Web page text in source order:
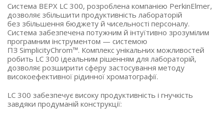
Система ВЕРХ LC 300, розроблена компанією PerkinElmer,
дозволяє збільшити продуктивність лабораторій
без збільшення бюджету й чисельності персоналу.
Система забезпечена потужним й інтуїтивно зрозумілим
програмним інструментом — системою
ПЗ SimplicityChrom™. Комплекс унікальних можливостей
робить LC 300 ідеальним рішенням для лабораторій,
дозволяє розширити сферу застосування методу
високоефективної рідинної хроматографії.
LC 300 забезпечує високу продуктивність і гнучкість
завдяки продуманій конструкції: